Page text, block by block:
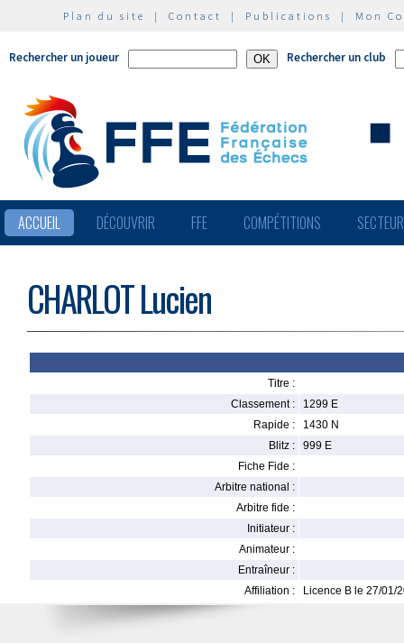
Plan du site | Contact | Publications | Mon
Rechercher un joueur Rechercher un club
ACCUEIL DÉCOUVRIR FFE COMPÉTITIONS
CHARLOT Lucien
Titre :
Classement :
1299 E
Rapide :
1430 N
Blitz :
999 E
Fiche Fide :
Arbitre national :
Arbitre fide :
Initiateur :
Animateur :
Entraîneur :
Affiliation :
Licence B le 27/01/